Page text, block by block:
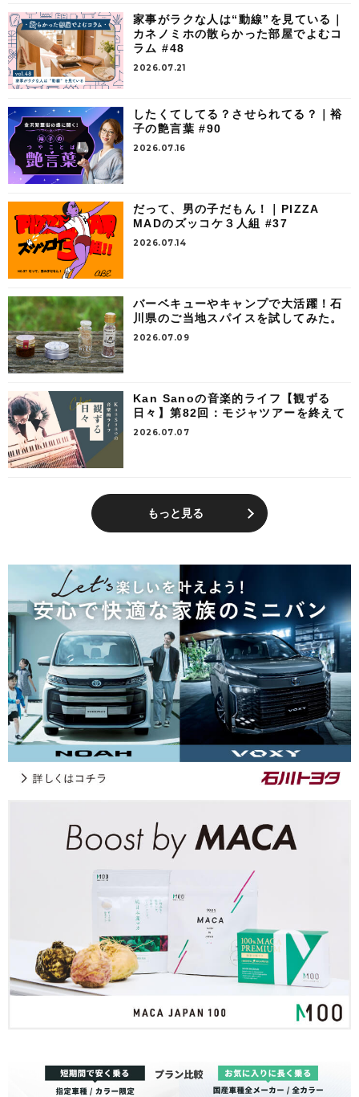
家事がラクな人は“動線”を見ている｜
カネノミホの散らかった部屋でよむコ
ラム #48
2026.07.21
したくてしてる？させられてる？｜裕
子の艶言葉 #90
2026.07.16
だって、男の子だもん！｜PIZZA
MADのズッコケ３人組 #37
2026.07.14
バーベキューやキャンプで大活躍！石
川県のご当地スパイスを試してみた。
2026.07.09
Kan Sanoの音楽的ライフ【観ずる
日々】第82回：モジャツアーを終えて
2026.07.07
もっと見る